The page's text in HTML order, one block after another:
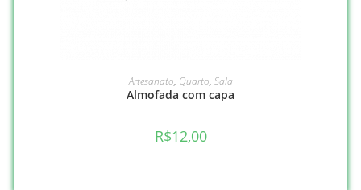
VER OPÇÕES
Artesanato, Quarto, Sala
Almofada com capa
R$12,00